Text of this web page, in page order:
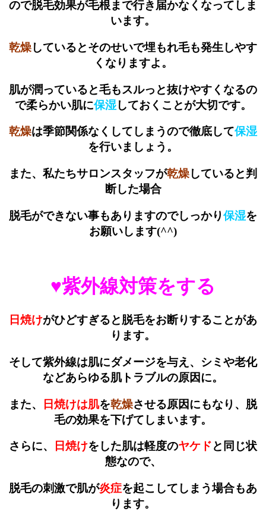
ので脱毛効果が毛根まで行き届かなくなってしま
います。
乾燥しているとそのせいで埋もれ毛も発生しやす
くなりますよ。
肌が潤っていると毛もスルっと抜けやすくなるの
で柔らかい肌に保湿しておくことが大切です。
乾燥は季節関係なくしてしまうので徹底して保湿
を行いましょう。
また、私たちサロンスタッフが乾燥していると判
断した場合
脱毛ができない事もありますのでしっかり保湿を
お願いします(^^)
♥紫外線対策をする
日焼けがひどすぎると脱毛をお断りすることがあ
ります。
そして紫外線は肌にダメージを与え、シミや老化
などあらゆる肌トラブルの原因に。
また、 日焼けは肌を乾燥させる原因にもなり、脱
毛の効果を下げてしまいます。
さらに、 日焼けをした肌は軽度のヤケドと同じ状
態なので、
脱毛の刺激で肌が炎症を起こしてしまう場合もあ
ります。